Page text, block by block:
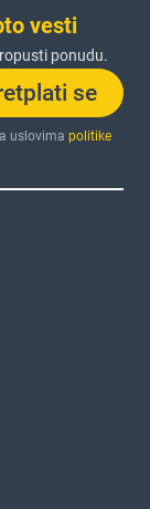
vesti
ponudu.
se
uslovimapolitike